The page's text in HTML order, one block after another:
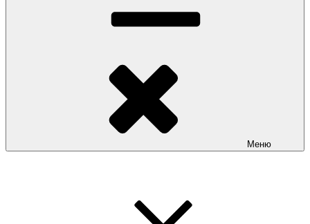
Меню